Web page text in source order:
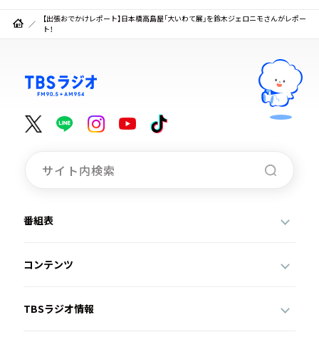
【出張おでかけレポート】日本橋高島屋「大いわて展」を鈴木ジェロニモさんがレポー
ト！
番組表
コンテンツ
TBSラジオ情報